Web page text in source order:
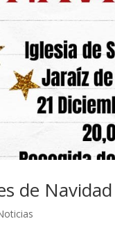
de